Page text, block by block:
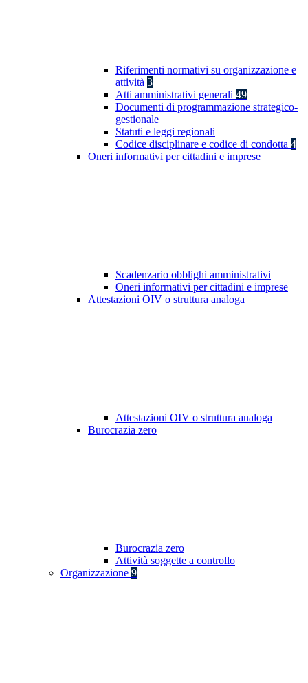
Riferimenti normativi su organizzazione e
attività 3
Atti amministrativi generali 49
Documenti di programmazione strategico-
gestionale
Statuti e leggi regionali
Codice disciplinare e codice di condotta 4
Oneri informativi per cittadini e imprese
Scadenzario obblighi amministrativi
Oneri informativi per cittadini e imprese
Attestazioni OIV o struttura analoga
Attestazioni OIV o struttura analoga
Burocrazia zero
Burocrazia zero
Attività soggette a controllo
Organizzazione 9